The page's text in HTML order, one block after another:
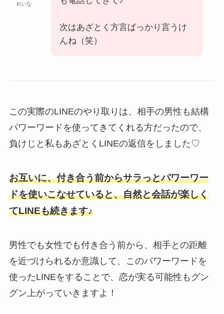
れいな
次はあざとく方言ばっかり言うけ
んね（笑）
この実際のLINEのやり取りは、相手の男性も結構
パワーワードを使ってきてくれる方だったので、
負けじと私もあざとくLINEの返信をしました♡
お互いに、付き合う前からサラっとパワーワー
ドを使いこなせていると、自然と会話が楽しく
てLINEも続きます♪
男性でも女性でも付き合う前から、相手との距離
を近づけられるか意識して、このパワーワードを
使ったLINEをすることで、恋が実る可能性もグン
グン上がっていきますよ！